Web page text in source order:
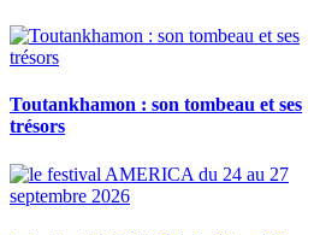
Toutankhamon : son tombeau et ses
trésors